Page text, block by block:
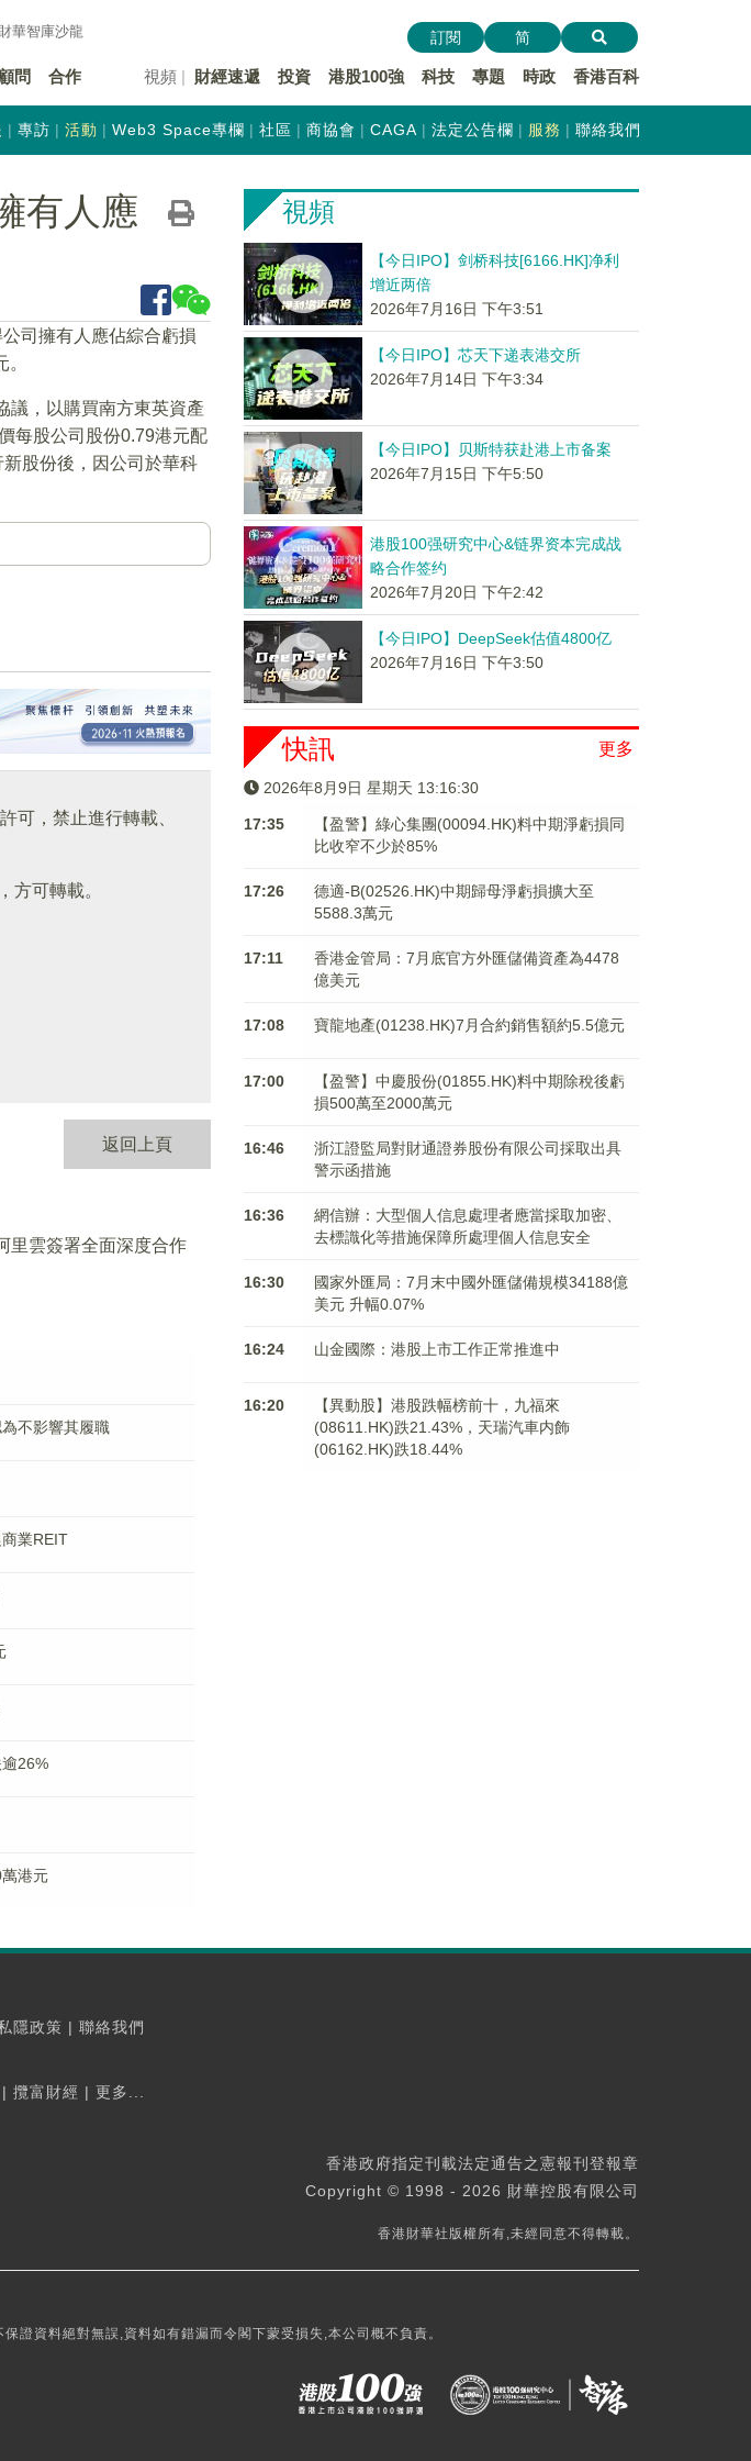
財華智庫沙龍
顧問 合作 視頻 財經速遞 投資 港股100強 科技 專題 時政 香港百科
訂閱 简
專訪 活動 Web3 Space專欄 社區 商協會 CAGA 法定公告欄 服務 聯絡我們
有人應
司擁有人應佔綜合虧損
議，以購買南方東英資產
每股公司股份0.79港元配
股份後，因公司於華科
可，禁止進行轉載、
方可轉載。
返回上頁
里雲簽署全面深度合作
不影響其履職
業REIT
26%
港元
視頻
【今日IPO】剑桥科技[6166.HK]净利
增近两倍
2026年7月16日 下午3:51
【今日IPO】芯天下递表港交所
2026年7月14日 下午3:34
【今日IPO】贝斯特获赴港上市备案
2026年7月15日 下午5:50
港股100强研究中心&链界资本完成战
略合作签约
2026年7月20日 下午2:42
【今日IPO】DeepSeek估值4800亿
2026年7月16日 下午3:50
更多
快訊
2026年8月9日 星期天 13:16:31
17:35
【盈警】綠心集團(00094.HK)料中期淨虧損同
比收窄不少於85%
17:26
德適-B(02526.HK)中期歸母淨虧損擴大至
5588.3萬元
17:11
香港金管局：7月底官方外匯儲備資產為4478
億美元
17:08 寶龍地產(01238.HK)7月合約銷售額約5.5億元
17:00
【盈警】中慶股份(01855.HK)料中期除稅後虧
損500萬至2000萬元
16:46
浙江證監局對財通證券股份有限公司採取出具
警示函措施
16:36
網信辦：大型個人信息處理者應當採取加密、
去標識化等措施保障所處理個人信息安全
16:30
國家外匯局：7月末中國外匯儲備規模34188億
美元 升幅0.07%
16:24 山金國際：港股上市工作正常推進中
16:20
【異動股】港股跌幅榜前十，九福來
(08611.HK)跌21.43%，天瑞汽車内飾
(06162.HK)跌18.44%
隱政策 | 聯絡我們
| 攬富財經 | 更多...
香港政府指定刊載法定通告之憲報刊登報章
Copyright © 1998 - 2026 財華控股有限公司
香港財華社版權所有,未經同意不得轉載。
證資料絕對無誤,資料如有錯漏而令閣下蒙受損失,本公司概不負責。